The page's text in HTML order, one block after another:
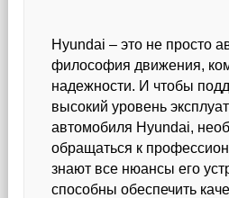
Hyundai – это не просто
философия движения,
надежности. И чтобы
высокий уровень
автомобиля Hyundai,
обращаться к
знают все нюансы его
способны обеспечить